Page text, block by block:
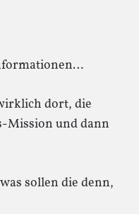
dort, die
Mission und dann
sollen die denn,